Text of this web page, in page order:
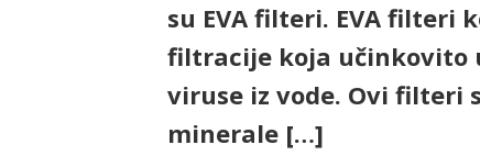
su EVA filteri. EVA filteri
filtracije koja učinkovito
viruse iz vode. Ovi filteri
minerale […]